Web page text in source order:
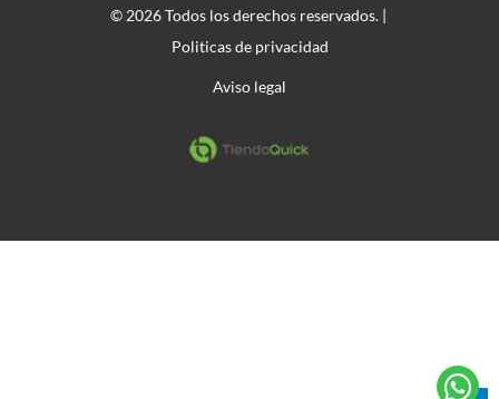
© 2026 Todos los derechos reservados. |
Politicas de privacidad
Aviso legal